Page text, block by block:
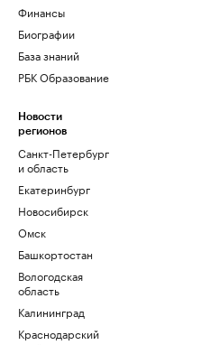
Финансы
Биографии
База знаний
РБК Образование
Новости
регионов
Санкт-Петербург
и область
Екатеринбург
Новосибирск
Омск
Башкортостан
Вологодская
область
Калининград
Краснодарский